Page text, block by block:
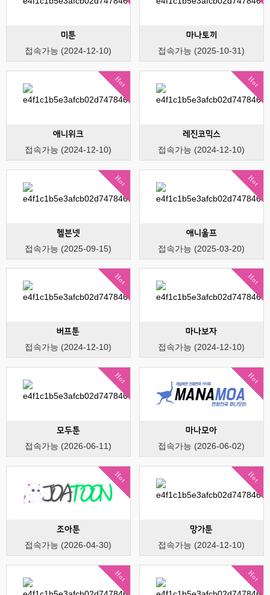
미툰
접속가능 (2024-12-10)
마나토끼
접속가능 (2025-10-31)
Hot
애니위크
접속가능 (2024-12-10)
Hot
레진코믹스
접속가능 (2024-12-10)
Hot
헬븐넷
접속가능 (2025-09-15)
Hot
애니울프
접속가능 (2025-03-20)
Hot
버프툰
접속가능 (2024-12-10)
Hot
마나보자
접속가능 (2024-12-10)
Hot
모두툰
접속가능 (2026-06-11)
Hot
마나모아
접속가능 (2026-06-02)
Hot
조아툰
접속가능 (2026-04-30)
Hot
망가툰
접속가능 (2024-12-10)
Hot Hot